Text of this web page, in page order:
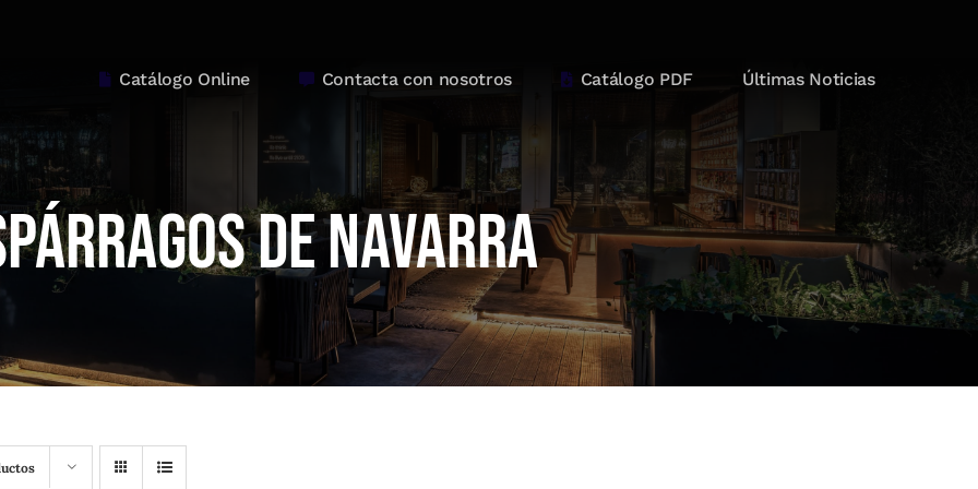
Catálogo Online Contacta con nosotros Catálogo PDF Últimas Noticias
de Navarra